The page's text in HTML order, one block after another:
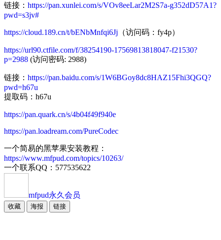
链接： https://pan.xunlei.com/s/VOv8eeLar2M2S7a-g352dD57A1?
pwd=s3jv#
https://cloud.189.cn/t/bENbMnfqi6Jj （访问码：fy4p）
https://url90.ctfile.com/f/38254190-17569813818047-f21530?
p=2988 (访问密码: 2988)
链接： https://pan.baidu.com/s/1W6BGoy8dc8HAZ15Fhi3QGQ?
pwd=h67u
提取码：h67u
https://pan.quark.cn/s/4b04f49f940e
https://pan.loadream.com/PureCodec
一个简易的黑苹果安装教程：
https://www.mfpud.com/topics/10263/
一个联系QQ：577535622
mfpud永久会员
收藏 海报 链接